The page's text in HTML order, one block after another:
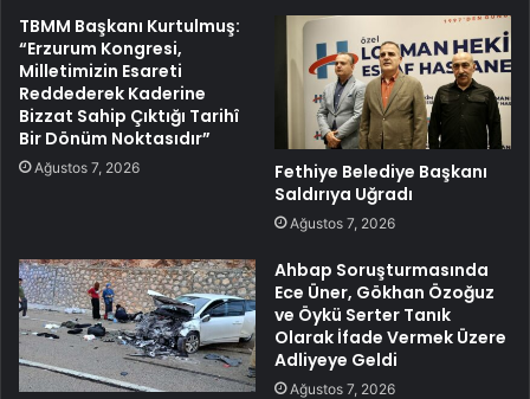
TBMM Başkanı Kurtulmuş:
“Erzurum Kongresi,
Milletimizin Esareti
Reddederek Kaderine
Bizzat Sahip Çıktığı Tarihî
Bir Dönüm Noktasıdır”
Ağustos 7, 2026
Fethiye Belediye Başkanı
Saldırıya Uğradı
Ağustos 7, 2026
Ahbap Soruşturmasında
Ece Üner, Gökhan Özoğuz
ve Öykü Serter Tanık
Olarak İfade Vermek Üzere
Adliyeye Geldi
Ağustos 7, 2026